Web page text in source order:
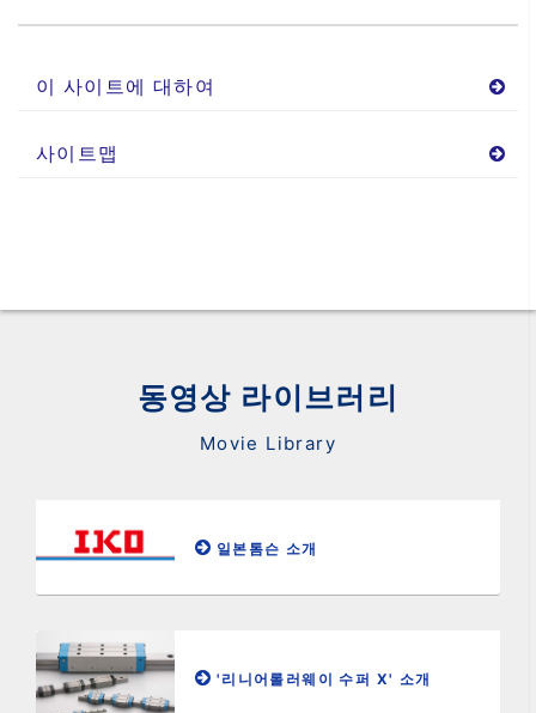
이 사이트에 대하여
사이트맵
동영상 라이브러리
Movie Library
일본톰슨 소개
'리니어롤러웨이 수퍼 X' 소개